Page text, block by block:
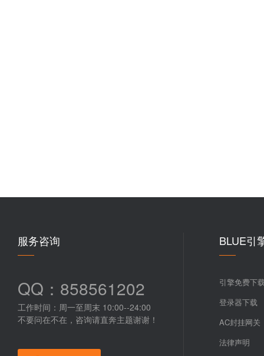
服务咨询
QQ：858561202
工作时间：周一至周末 10:00--24:00
不要问在不在，咨询请直奔主题谢谢！
BLUE引
引擎免费下
登录器下载
AC封挂网关
法律声明